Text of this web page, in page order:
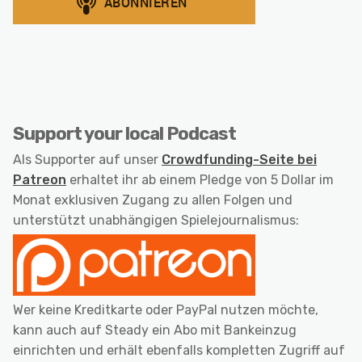
Support your local Podcast
Als Supporter auf unser Crowdfunding-Seite bei
Patreon erhaltet ihr ab einem Pledge von 5 Dollar im
Monat exklusiven Zugang zu allen Folgen und
unterstützt unabhängigen Spielejournalismus:
Wer keine Kreditkarte oder PayPal nutzen möchte,
kann auch auf Steady ein Abo mit Bankeinzug
einrichten und erhält ebenfalls kompletten Zugriff auf